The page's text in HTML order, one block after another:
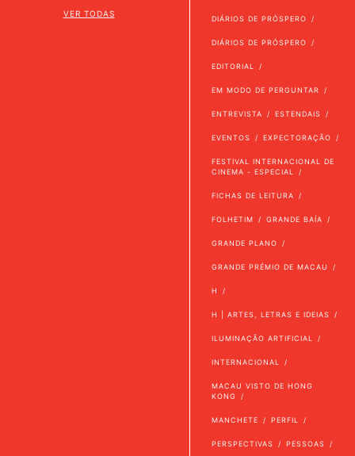
VER TODAS
DIÁRIOS DE PRÓSPERO
DIÁRIOS DE PRÓSPERO
EDITORIAL
EM MODO DE PERGUNTAR
ENTREVISTA ESTENDAIS
EVENTOS EXPECTORAÇÃO
FESTIVAL INTERNACIONAL DE
CINEMA - ESPECIAL
FICHAS DE LEITURA
FOLHETIM GRANDE BAÍA
GRANDE PLANO
GRANDE PRÉMIO DE MACAU
H
H | ARTES, LETRAS E IDEIAS
ILUMINAÇÃO ARTIFICIAL
INTERNACIONAL
MACAU VISTO DE HONG
KONG
MANCHETE PERFIL
PERSPECTIVAS PESSOAS